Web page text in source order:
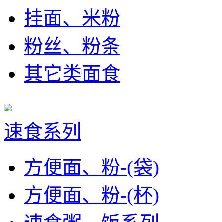
挂面、米粉
粉丝、粉条
其它类面食
速食系列
方便面、粉-(袋)
方便面、粉-(杯)